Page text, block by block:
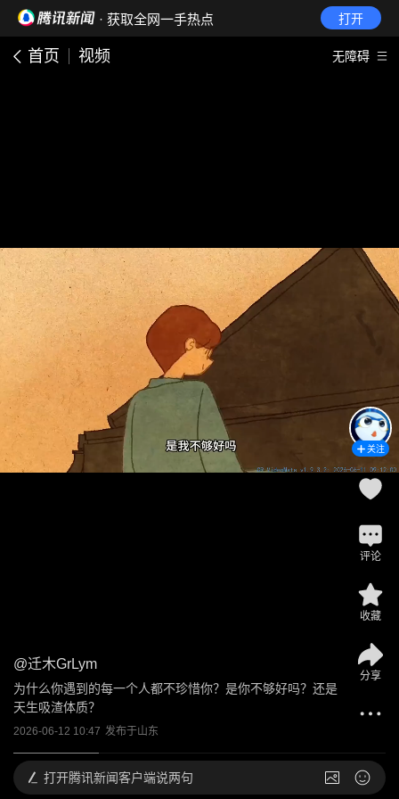
· 获取全网一手热点 打开
首页 视频 无障碍
@迁木GrLym
为什么你遇到的每一个人都不珍惜你？是你不够好吗？还是
天生吸渣体质？
2026-06-12 10:47 发布于山东
关注
评论
收藏
分享
打开腾讯新闻客户端说两句